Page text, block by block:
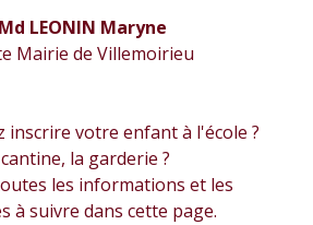
Md LEONIN Maryne
Mairie de Villemoirieu
inscrire votre enfant à l'école ?
la garderie ?
les informations et les
à suivre dans cette page.